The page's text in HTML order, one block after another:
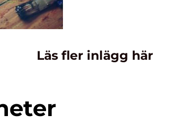
Läs fler inlägg här